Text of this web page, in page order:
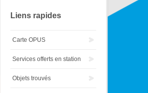
Liens rapides
Carte OPUS
Services offerts en station
Objets trouvés